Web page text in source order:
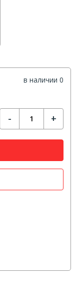
в наличии 0
- +